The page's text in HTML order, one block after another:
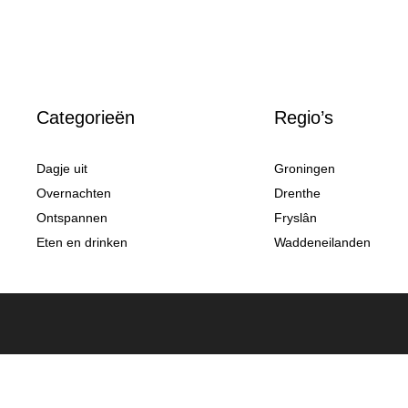
Categorieën
Dagje uit
Overnachten
Ontspannen
Eten en drinken
Regio’s
Groningen
Drenthe
Fryslân
Waddeneilanden